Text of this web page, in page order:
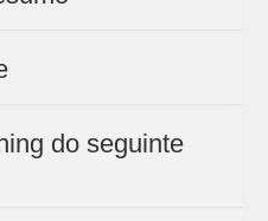
do seguinte